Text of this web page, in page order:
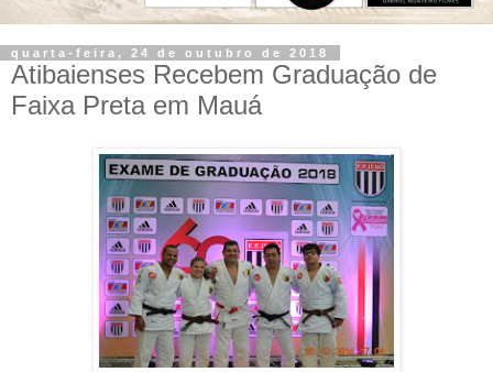
quarta-feira, 24 de outubro de 2018
Atibaienses Recebem Graduação de
Faixa Preta em Mauá